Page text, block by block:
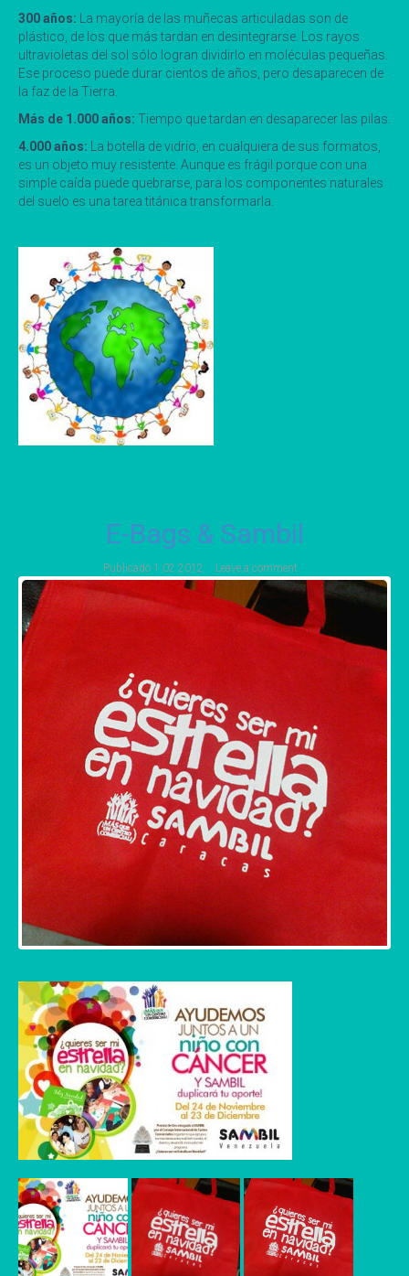
300 años: La mayoría de las muñecas articuladas son de
plástico, de los que más tardan en desintegrarse. Los rayos
ultravioletas del sol sólo logran dividirlo en moléculas pequeñas.
Ese proceso puede durar cientos de años, pero desaparecen de
la faz de la Tierra.
Más de 1.000 años: Tiempo que tardan en desaparecer las pilas.
4.000 años: La botella de vidrio, en cualquiera de sus formatos,
es un objeto muy resistente. Aunque es frágil porque con una
simple caída puede quebrarse, para los componentes naturales
del suelo es una tarea titánica transformarla.
E-Bags & Sambil
Publicado 1 02 2012 Leave a comment